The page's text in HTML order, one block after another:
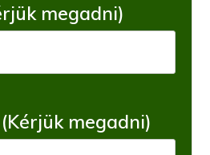
megadni)
megadni)